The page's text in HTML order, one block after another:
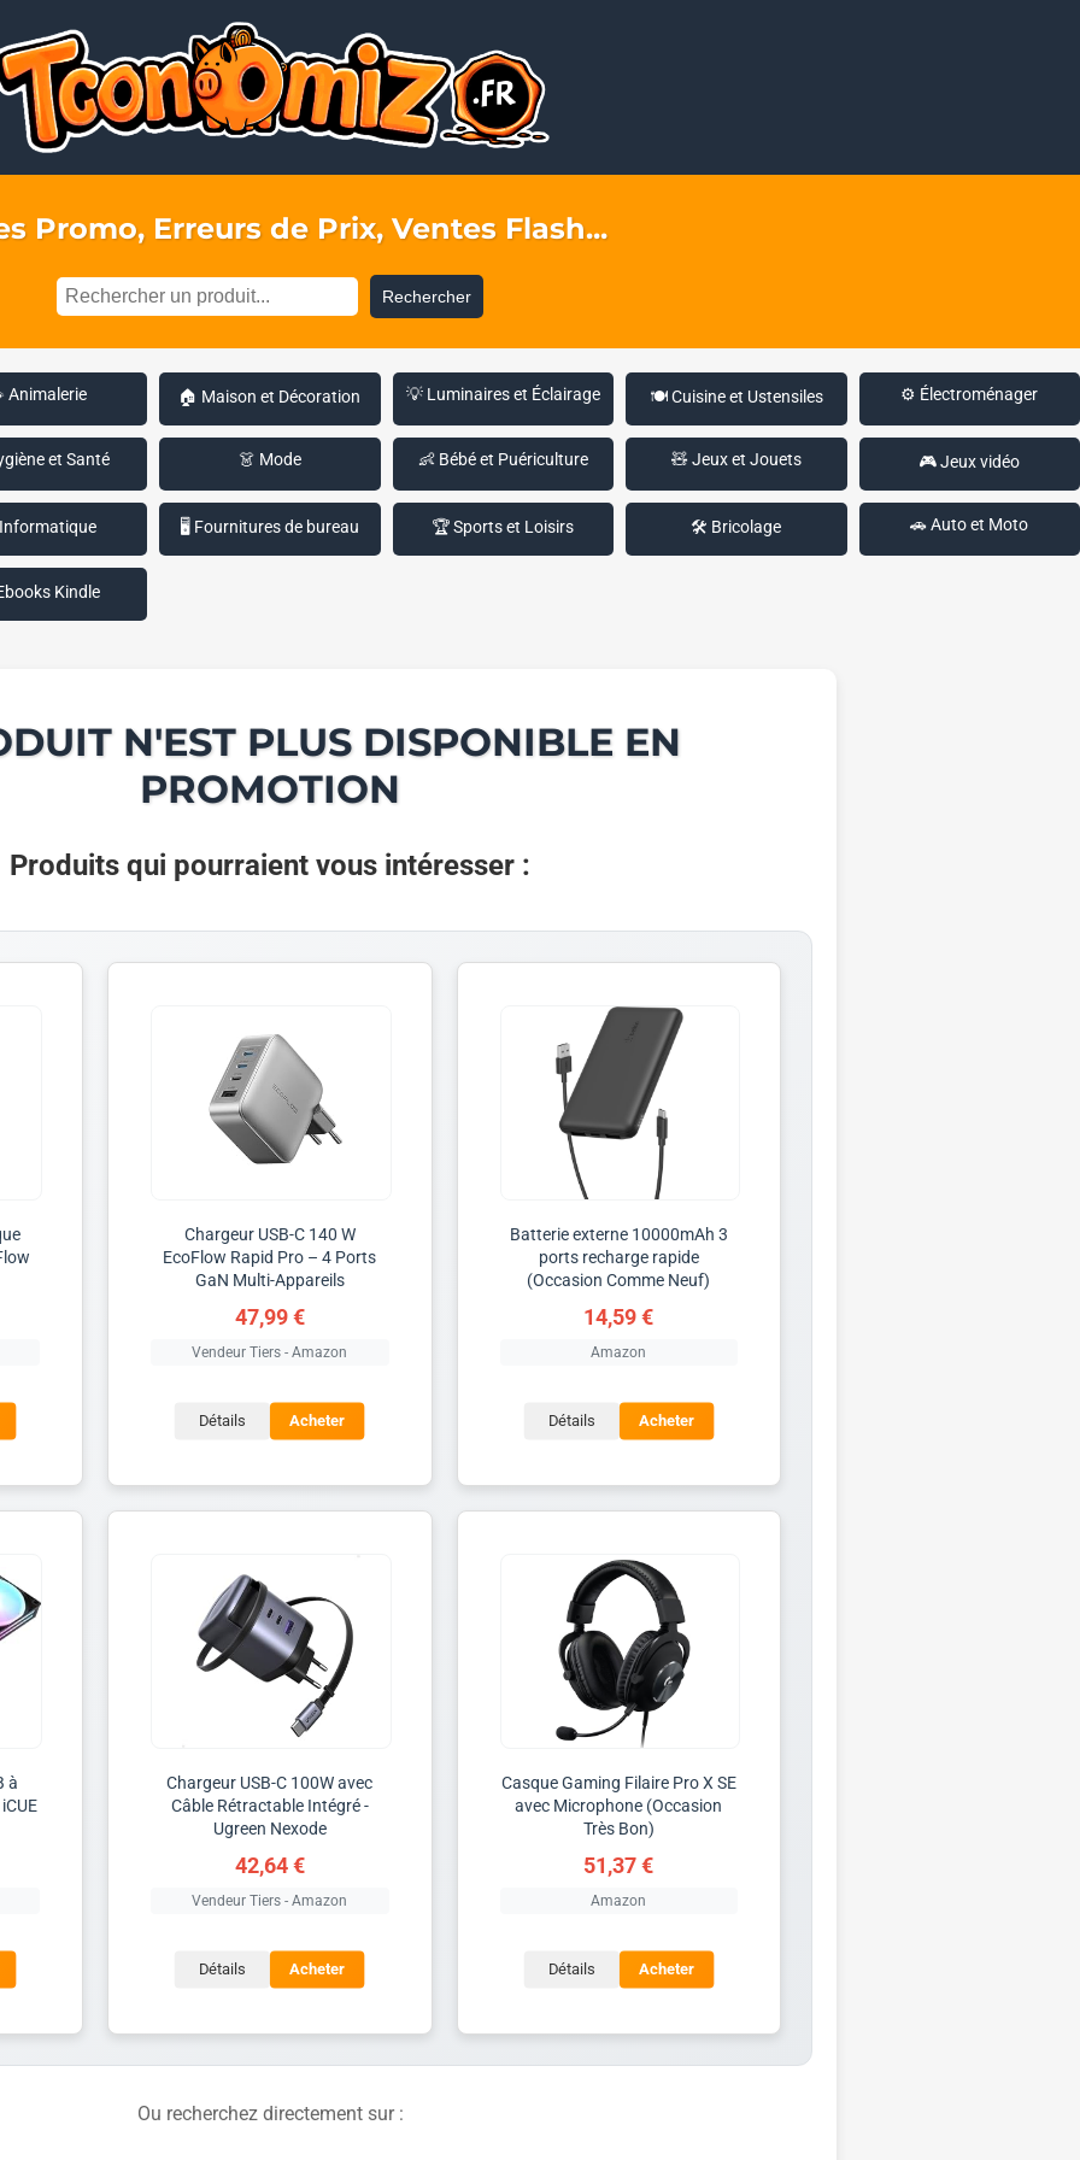
Promo, Erreurs de Prix, Ventes Flash...
Rechercher
Animalerie 🏠 Maison et Décoration 💡 Luminaires et Éclairage 🍽️ Cuisine et Ustensiles ⚙️ Électroménager
et Santé 👗 Mode 👶 Bébé et Puériculture 🧸 Jeux et Jouets 🎮 Jeux vidéo
🖥️ Fournitures de bureau 🏆 Sports et Loisirs 🛠️ Bricolage 🚗 Auto et Moto
Kindle
N'EST PLUS DISPONIBLE EN
PROMOTION
Produits qui pourraient vous intéresser :
Chargeur USB-C 140 W
EcoFlow Rapid Pro – 4 Ports
GaN Multi-Appareils
47,99 €
Vendeur Tiers - Amazon
Détails Acheter
Batterie externe 10000mAh 3
ports recharge rapide
(Occasion Comme Neuf)
14,59 €
Amazon
Détails Acheter
à
Chargeur USB-C 100W avec
Câble Rétractable Intégré -
Ugreen Nexode
42,64 €
Vendeur Tiers - Amazon
Détails Acheter
Casque Gaming Filaire Pro X SE
avec Microphone (Occasion
Très Bon)
51,37 €
Amazon
Détails Acheter
Ou recherchez directement sur :